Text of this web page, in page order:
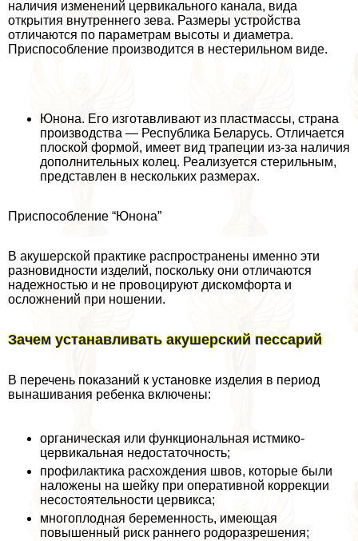
наличия изменений цервикального канала, вида
открытия внутреннего зева. Размеры устройства
отличаются по параметрам высоты и диаметра.
Приспособление производится в нестерильном виде.
Юнона. Его изготавливают из пластмассы, страна
производства — Республика Беларусь. Отличается
плоской формой, имеет вид трапеции из-за наличия
дополнительных колец. Реализуется стерильным,
представлен в нескольких размерах.
Приспособление “Юнона”
В акушерской пpaктике распространены именно эти
разновидности изделий, поскольку они отличаются
надежностью и не провоцируют дискомфорта и
осложнений при ношении.
Зачем устанавливать акушерский пессарий
В перечень показаний к установке изделия в период
вынашивания ребенка включены:
органическая или функциональная истмико-
цервикальная недостаточность;
профилактика расхождения швов, которые были
наложены на шейку при оперативной коррекции
несостоятельности цервикса;
многоплодная беременность, имеющая
повышенный риск раннего родоразрешения;